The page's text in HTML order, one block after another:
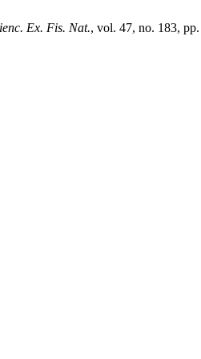
Ex. Fis. Nat., vol. 47, no. 183,